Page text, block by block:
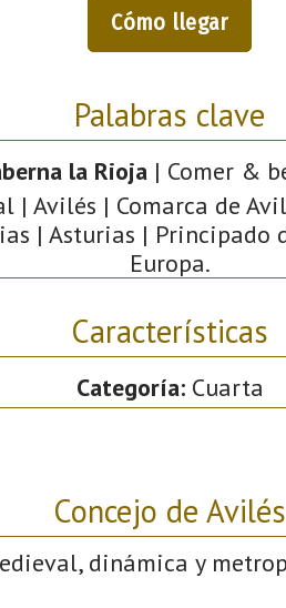
Cómo llegar
Palabras clave
la Rioja| Comer &
| Avilés | Comarca de
| Asturias | Principado
Europa.
Características
Categoría:Cuarta
Concejo de Avilés
dinámica y